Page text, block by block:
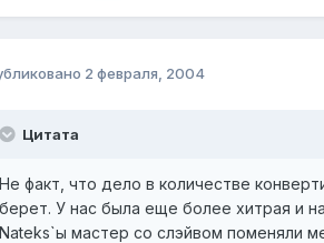
2 февраля, 2004
Цитата
Не факт, что дело в количестве
берет. У нас была еще более хитрая и
Nateks`ы мастер со слэйвом поменяли